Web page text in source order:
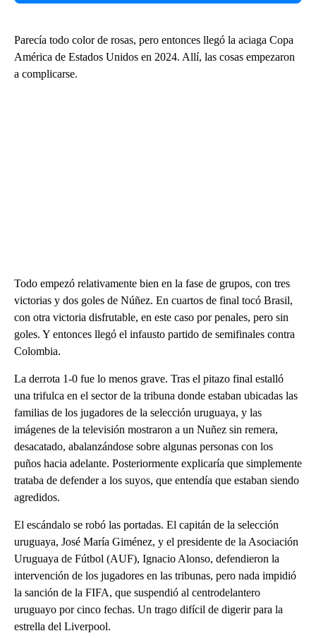
Parecía todo color de rosas, pero entonces llegó la aciaga Copa
América de Estados Unidos en 2024. Allí, las cosas empezaron
a complicarse.
Todo empezó relativamente bien en la fase de grupos, con tres
victorias y dos goles de Núñez. En cuartos de final tocó Brasil,
con otra victoria disfrutable, en este caso por penales, pero sin
goles. Y entonces llegó el infausto partido de semifinales contra
Colombia.
La derrota 1-0 fue lo menos grave. Tras el pitazo final estalló
una trifulca en el sector de la tribuna donde estaban ubicadas las
familias de los jugadores de la selección uruguaya, y las
imágenes de la televisión mostraron a un Nuñez sin remera,
desacatado, abalanzándose sobre algunas personas con los
puños hacia adelante. Posteriormente explicaría que simplemente
trataba de defender a los suyos, que entendía que estaban siendo
agredidos.
El escándalo se robó las portadas. El capitán de la selección
uruguaya, José María Giménez, y el presidente de la Asociación
Uruguaya de Fútbol (AUF), Ignacio Alonso, defendieron la
intervención de los jugadores en las tribunas, pero nada impidió
la sanción de la FIFA, que suspendió al centrodelantero
uruguayo por cinco fechas. Un trago difícil de digerir para la
estrella del Liverpool.